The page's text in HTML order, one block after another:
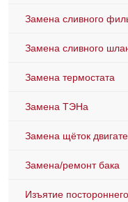
Замена сливного
Замена сливного
Замена термостата
Замена ТЭНа
Замена щёток
Замена/ремонт бака
Изъятие